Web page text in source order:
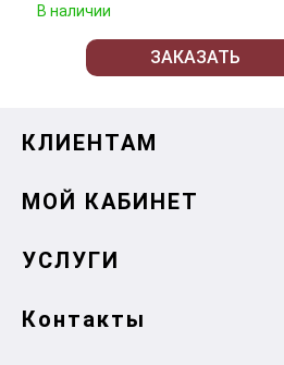
В наличии
ЗАКАЗАТЬ
КЛИЕНТАМ
МОЙ КАБИНЕТ
УСЛУГИ
Контакты